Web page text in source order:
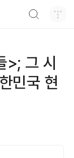
그 시
민국 현